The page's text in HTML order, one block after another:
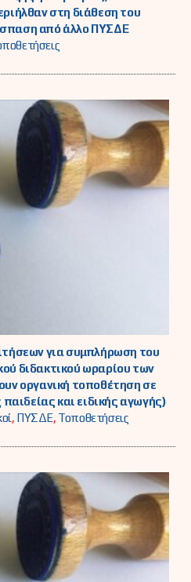
στη διάθεση του
από άλλο ΠΥΣΔΕ
για συμπλήρωση του
διδακτικού ωραρίου των
οργανική τοποθέτηση σε
και ειδικής αγωγής)
, ΠΥΣΔΕ, Τοποθετήσεις